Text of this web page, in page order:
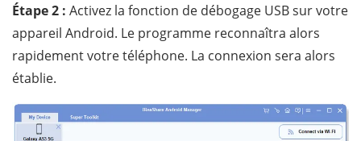
Étape 2 : Activez la fonction de débogage USB sur votre
appareil Android. Le programme reconnaîtra alors
rapidement votre téléphone. La connexion sera alors
établie.